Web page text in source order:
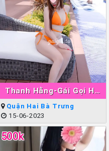
Thanh Hằng-Gái Gọi Hà
Nội Làm Tình Giỏi Đẳng
Quận Hai Bà Trưng
15-06-2023
500k